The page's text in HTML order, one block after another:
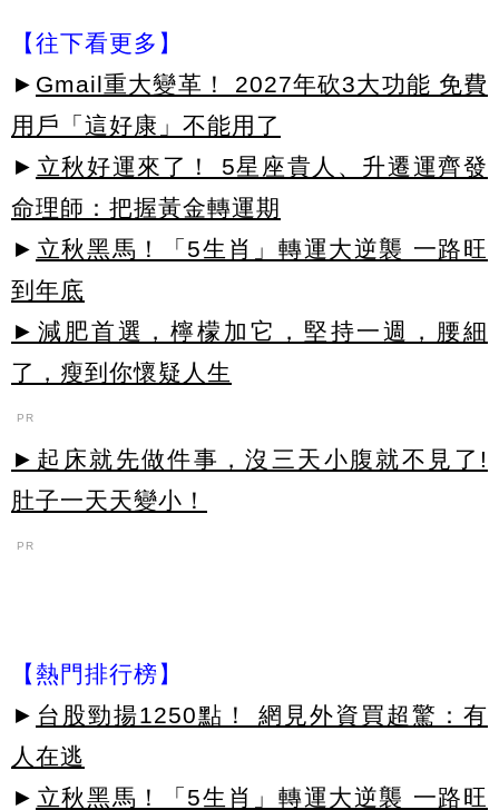
【往下看更多】
► Gmail重大變革！ 2027年砍3大功能 免費
用戶「這好康」不能用了
► 立秋好運來了！ 5星座貴人、升遷運齊發
命理師：把握黃金轉運期
► 立秋黑馬！「5生肖」轉運大逆襲 一路旺
到年底
►減肥首選，檸檬加它，堅持一週，腰細
了，瘦到你懷疑人生
PR
►起床就先做件事，沒三天小腹就不見了!
肚子一天天變小！
PR
【熱門排行榜】
► 台股勁揚1250點！ 網見外資買超驚：有
人在逃
► 立秋黑馬！「5生肖」轉運大逆襲 一路旺